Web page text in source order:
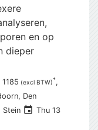
en op
dieper
(excl BTW)*,
Den
Stein event Thu 13